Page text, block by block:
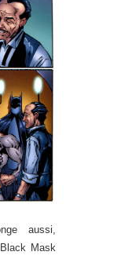
aussi,
Mask